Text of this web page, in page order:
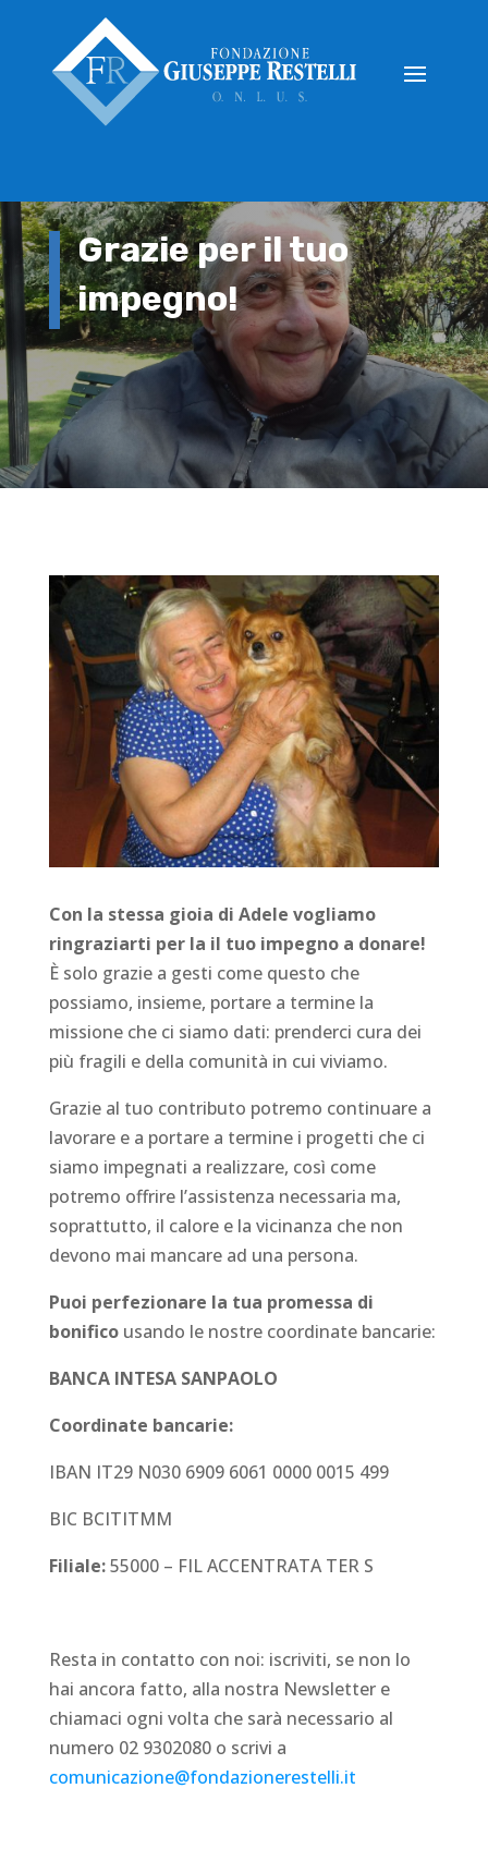
Grazie per il tuo
impegno!
Con la stessa gioia di Adele vogliamo
ringraziarti per la il tuo impegno a donare!
È solo grazie a gesti come questo che
possiamo, insieme, portare a termine la
missione che ci siamo dati: prenderci cura dei
più fragili e della comunità in cui viviamo.
Grazie al tuo contributo potremo continuare a
lavorare e a portare a termine i progetti che ci
siamo impegnati a realizzare, così come
potremo offrire l’assistenza necessaria ma,
soprattutto, il calore e la vicinanza che non
devono mai mancare ad una persona.
Puoi perfezionare la tua promessa di
bonificousando le nostre coordinate bancarie:
BANCA INTESA SANPAOLO
Coordinate bancarie:
IBAN IT29 N030 6909 6061 0000 0015 499
BIC BCITITMM
Filiale:55000 – FIL ACCENTRATA TER S
Resta in contatto con noi: iscriviti, se non lo
hai ancora fatto, alla nostra Newsletter e
chiamaci ogni volta che sarà necessario al
numero 02 9302080 o scrivi a
comunicazione@fondazionerestelli.it